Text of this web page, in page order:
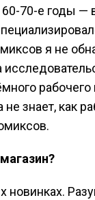
70-е годы
я не
знает, как